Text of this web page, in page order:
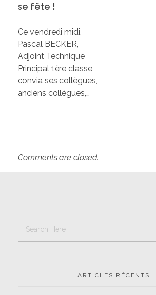
se fête !
Ce vendredi midi,
Pascal BECKER,
Adjoint Technique
Principal 1ère classe,
convia ses collègues,
anciens collègues,…
Comments are closed.
ARTICLES RÉCENTS